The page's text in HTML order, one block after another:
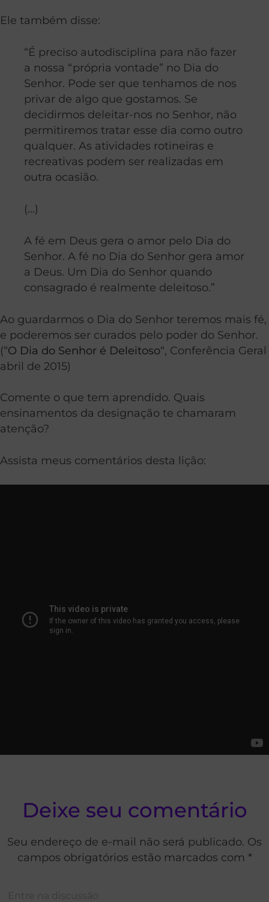
Ele também disse:
“É preciso autodisciplina para não fazer
a nossa “própria vontade” no Dia do
Senhor. Pode ser que tenhamos de nos
privar de algo que gostamos. Se
decidirmos deleitar-nos no Senhor, não
permitiremos tratar esse dia como outro
qualquer. As atividades rotineiras e
recreativas podem ser realizadas em
outra ocasião.
(…)
A fé em Deus gera o amor pelo Dia do
Senhor. A fé no Dia do Senhor gera amor
a Deus. Um Dia do Senhor quando
consagrado é realmente deleitoso.”
Ao guardarmos o Dia do Senhor teremos mais fé,
e poderemos ser curados pelo poder do Senhor.
(“O Dia do Senhor é Deleitoso“, Conferência Geral
abril de 2015)
Comente o que tem aprendido. Quais
ensinamentos da designação te chamaram
atenção?
Assista meus comentários desta lição:
Deixe seu comentário
Seu endereço de e-mail não será publicado. Os
campos obrigatórios estão marcados com *